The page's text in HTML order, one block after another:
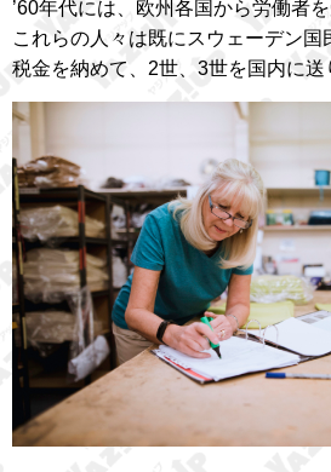
’60年代には、欧州各国から労働者
これらの人々は既にスウェーデン国
税金を納めて、2世、3世を国内に送